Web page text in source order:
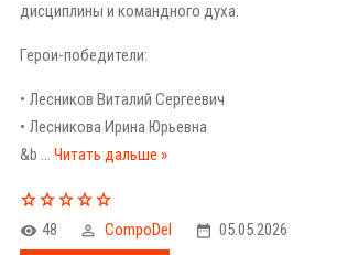
дисциплины и командного духа.
Герои-победители:
• Лесников Виталий Сергеевич
• Лесникова Ирина Юрьевна
&b ... Читать дальше »
48 CompoDel
05.05.2026